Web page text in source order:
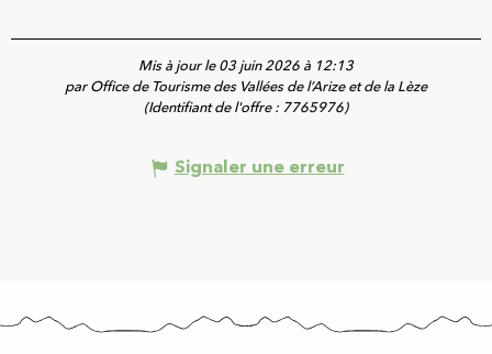
Mis à jour le 03 juin 2026 à 12:13
par Office de Tourisme des Vallées de l’Arize et de la Lèze
(Identifiant de l'offre : 7765976)
Signaler une erreur